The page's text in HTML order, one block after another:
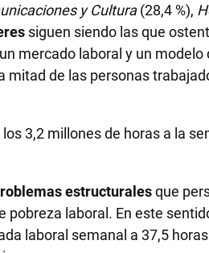
y Cultura(28,4 %),
siguen siendo las que
mercado laboral y un
de las personas
3,2 millones de horas a la
estructuralesque
laboral. En este
laboral semanal a 37,5